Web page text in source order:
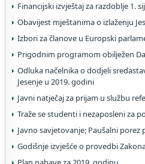
Financijski izvještaj za razdoblje 1.
Obavijest mještanima o izlaženju
Izbori za članove u Europski
Prigodnim programom obilježen
Odluka načelnika o dodjeli
Jesenje u 2019. godini
Javni natječaj za prijam u službu
Traže se studenti i nezaposleni za
Javno savjetovanje; Paušalni
Godišnje izvješće o provedbi